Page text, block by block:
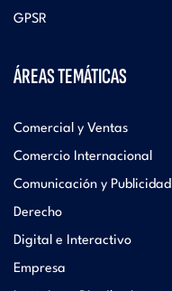
GPSR
ÁREAS TEMÁTICAS
Comercial y Ventas
Comercio Internacional
Comunicación y Publicidad
Derecho
Digital e Interactivo
Empresa